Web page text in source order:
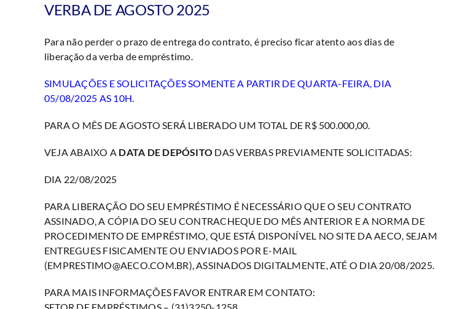
VERBA DE AGOSTO 2025
Para não perder o prazo de entrega do contrato, é preciso ficar atento aos dias de
liberação da verba de empréstimo.
SIMULAÇÕES E SOLICITAÇÕES SOMENTE A PARTIR DE QUARTA-FEIRA, DIA
05/08/2025 AS 10H.
PARA O MÊS DE AGOSTO SERÁ LIBERADO UM TOTAL DE R$ 500.000,00.
VEJA ABAIXO A DATA DE DEPÓSITO DAS VERBAS PREVIAMENTE SOLICITADAS:
DIA 22/08/2025
PARA LIBERAÇÃO DO SEU EMPRÉSTIMO É NECESSÁRIO QUE O SEU CONTRATO
ASSINADO, A CÓPIA DO SEU CONTRACHEQUE DO MÊS ANTERIOR E A NORMA DE
PROCEDIMENTO DE EMPRÉSTIMO, QUE ESTÁ DISPONÍVEL NO SITE DA AECO, SEJAM
ENTREGUES FISICAMENTE OU ENVIADOS POR E-MAIL
(EMPRESTIMO@AECO.COM.BR), ASSINADOS DIGITALMENTE, ATÉ O DIA 20/08/2025.
PARA MAIS INFORMAÇÕES FAVOR ENTRAR EM CONTATO: